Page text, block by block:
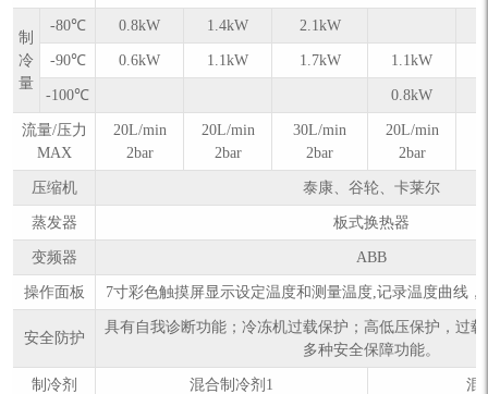
制
冷
量
-80℃ 0.8kW 1.4kW 2.1kW
-90℃ 0.6kW 1.1kW 1.7kW 1.1kW
-100℃ 0.8kW
流量/压力
MAX
20L/min
2bar
20L/min
2bar
30L/min
2bar
20L/min
2bar
压缩机 泰康、谷轮、卡莱尔
蒸发器 板式换热器
变频器 ABB
操作面板 7寸彩色触摸屏显示设定温度和测量温度,记录温度曲线，
安全防护
具有自我诊断功能；冷冻机过载保护；高低压保护，过
多种安全保障功能。
制冷剂 混合制冷剂1 混